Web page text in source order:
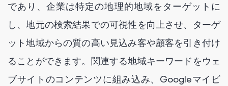
であり、企業は特定の地理的地域をターゲットに
し、地元の検索結果での可視性を向上させ、ターゲ
ット地域からの質の高い見込み客や顧客を引き付け
ることができます。関連する地域キーワードをウェ
ブサイトのコンテンツに組み込み、Googleマイビ